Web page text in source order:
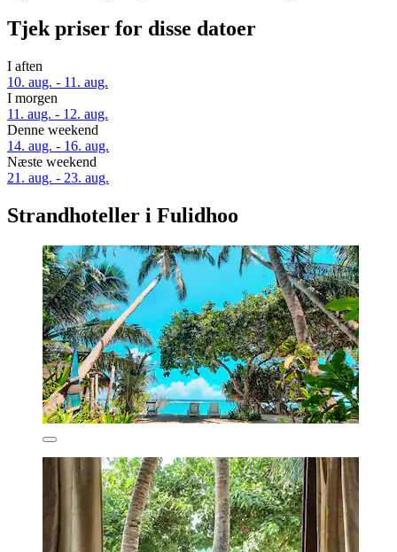
Tjek priser for disse datoer
I aften
10. aug. - 11. aug.
I morgen
11. aug. - 12. aug.
Denne weekend
14. aug. - 16. aug.
Næste weekend
21. aug. - 23. aug.
Strandhoteller i Fulidhoo